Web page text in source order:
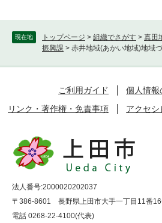
現在地 トップページ > 組織でさがす > 真田
振興課 > 赤井地域(あかい地域)地域
ご利用ガイド
個人情報
リンク・著作権・免責事項
アクセシ
法人番号:2000020202037
〒386-8601 長野県上田市大手一丁目11番
電話 0268-22-4100(代表)